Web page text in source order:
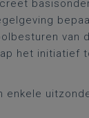
van
het initiatief
enkele